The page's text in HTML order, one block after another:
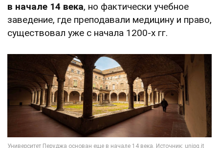
в начале 14 века, но фактически учебное
заведение, где преподавали медицину и право,
существовал уже с начала 1200-х гг.